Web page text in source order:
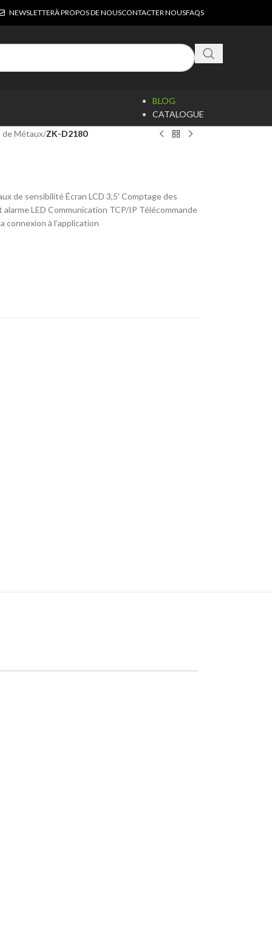
NEWSLETTERÀ PROPOS DE NOUSCONTACTER NOUSFAQS
BLOG
CATALOGUE
Métaux/ZK-D2180
de sensibilité Écran LCD 3,5′ Comptage des
LED Communication TCP/IP Télécommande
connexion à l’application